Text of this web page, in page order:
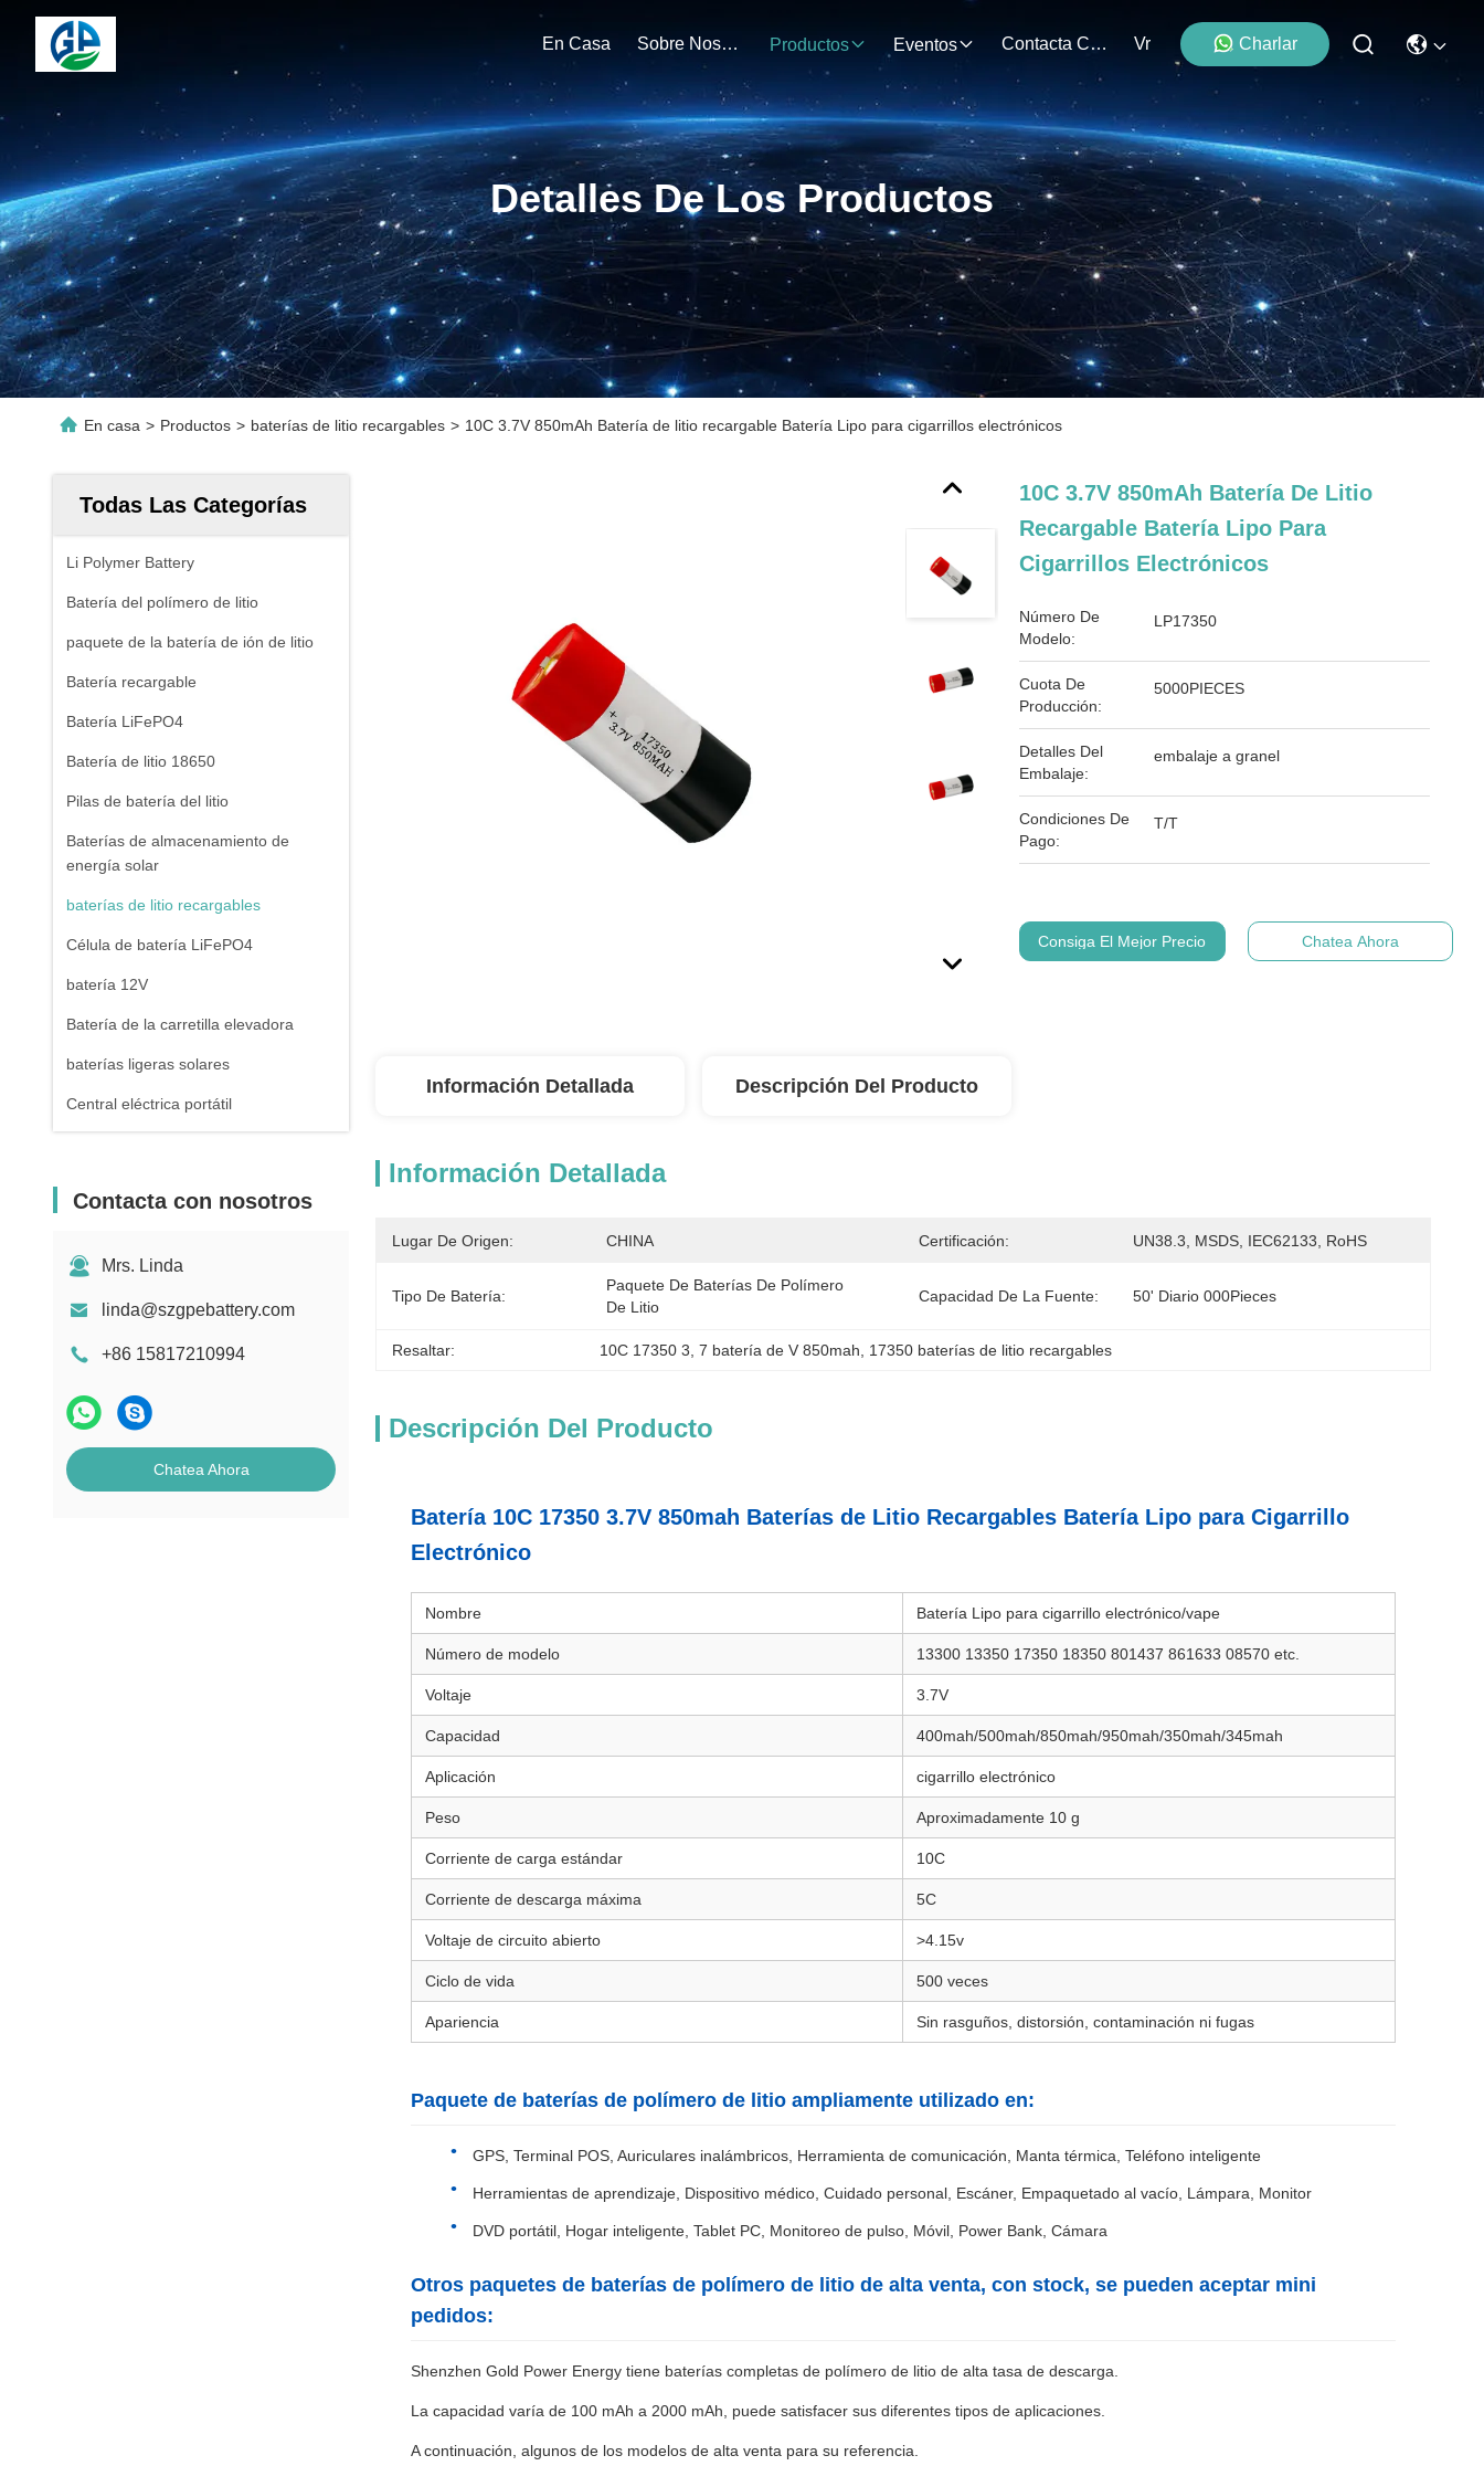
En Casa Sobre Nosotros Productos Eventos Contacta Con Nosotros Vr Charlar
Detalles De Los Productos
En casa > Productos > baterías de litio recargables > 10C 3.7V 850mAh Batería de litio recargable Batería Lipo para cigarrillos electrónicos
Todas Las Categorías
Li Polymer Battery
Batería del polímero de litio
paquete de la batería de ión de litio
Batería recargable
Batería LiFePO4
Batería de litio 18650
Pilas de batería del litio
Baterías de almacenamiento de
energía solar
baterías de litio recargables
Célula de batería LiFePO4
batería 12V
Batería de la carretilla elevadora
baterías ligeras solares
Central eléctrica portátil
Contacta con nosotros
Mrs. Linda
linda@szgpebattery.com
+86 15817210994
Chatea Ahora
10C 3.7V 850mAh Batería De Litio
Recargable Batería Lipo Para
Cigarrillos Electrónicos
Número De
Modelo:
LP17350
Cuota De
Producción:
5000PIECES
Detalles Del
Embalaje:
embalaje a granel
Condiciones De
Pago:
T/T
Consiga El Mejor Precio Chatea Ahora
Información Detallada Descripción Del Producto
Información Detallada
Lugar De Origen: CHINA Certificación: UN38.3, MSDS, IEC62133, RoHS
Tipo De Batería:
Paquete De Baterías De Polímero
De Litio
Capacidad De La Fuente: 50' Diario 000Pieces
Resaltar: 10C 17350 3 , 7 batería de V 850mah 17350 baterías de litio recargables
Descripción Del Producto
Batería 10C 17350 3.7V 850mah Baterías de Litio Recargables Batería Lipo para Cigarrillo
Electrónico
Nombre Batería Lipo para cigarrillo electrónico/vape
Número de modelo 13300 13350 17350 18350 801437 861633 08570 etc.
Voltaje 3.7V
Capacidad 400mah/500mah/850mah/950mah/350mah/345mah
Aplicación cigarrillo electrónico
Peso Aproximadamente 10 g
Corriente de carga estándar 10C
Corriente de descarga máxima 5C
Voltaje de circuito abierto >4.15v
Ciclo de vida 500 veces
Apariencia Sin rasguños, distorsión, contaminación ni fugas
Paquete de baterías de polímero de litio ampliamente utilizado en:
GPS, Terminal POS, Auriculares inalámbricos, Herramienta de comunicación, Manta térmica, Teléfono inteligente
Herramientas de aprendizaje, Dispositivo médico, Cuidado personal, Escáner, Empaquetado al vacío, Lámpara, Monitor
DVD portátil, Hogar inteligente, Tablet PC, Monitoreo de pulso, Móvil, Power Bank, Cámara
Otros paquetes de baterías de polímero de litio de alta venta, con stock, se pueden aceptar mini
pedidos:
Shenzhen Gold Power Energy tiene baterías completas de polímero de litio de alta tasa de descarga.
La capacidad varía de 100 mAh a 2000 mAh, puede satisfacer sus diferentes tipos de aplicaciones.
A continuación, algunos de los modelos de alta venta para su referencia.